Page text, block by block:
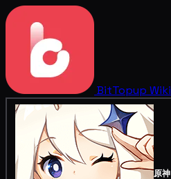
BitTopup Wiki
原神